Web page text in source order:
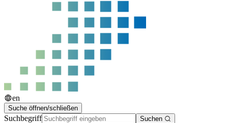
en
Suche öffnen/schließen
Suchbegriff
Suchen